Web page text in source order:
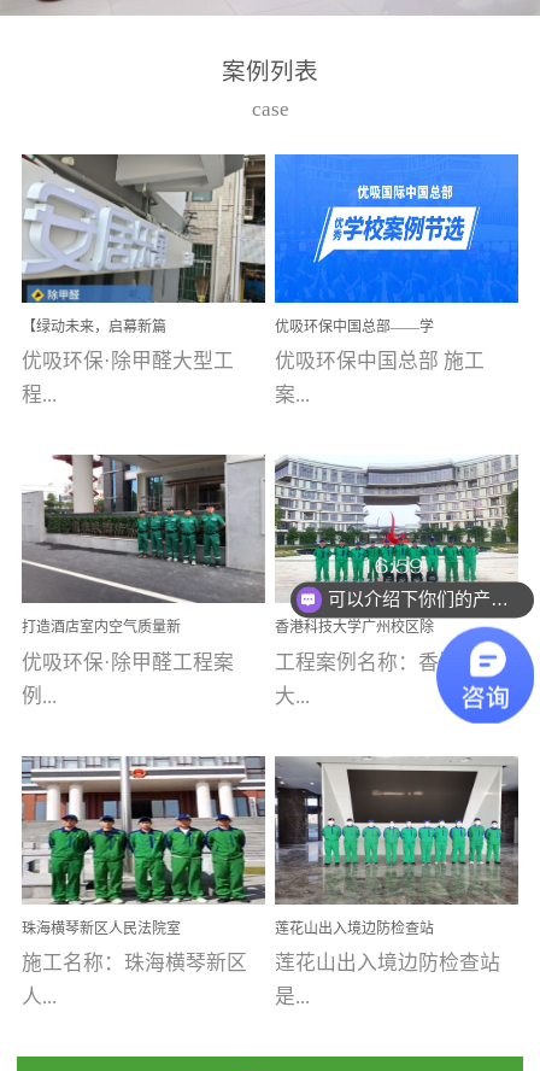
高技能的团队。汇聚了众
取得了多项产品技术专利
和多项国家版权局著作
权，获得高新技术企业称
号。生产优势自主生产自
给自足，优吸公司于2015
在广州番禺区成功建立产
品线生产基地，工厂拥有
自动化生产设备和成熟的
选择源头源材料、严控产
品质量，我们每一批的生
产产品都经过严格的质检
程序；生产车间为优吸总
部和全国分支机构生产光
触媒、净醛王、祛味剂等
优吸系列产品，保质保量
完成生产任务，确保全国
求。资质优势团队优势分
支优势优吸环保是一棵正
茁壮成长的树，只要我们
人人都爱护她、珍惜她、
她将越来越枝繁叶茂，终
将会成为一棵参天大树！
优吸环保截止2020年拥有
全国600家网点分支机构。
案例列表
case
【绿动未来，启幕新篇
章】优吸环保中标深圳安
居乐寓，超大型工装室内
空气治理项目顺利启航，
优吸环保·除甲醛大型工
程...
案例【深圳安居乐寓】室
内空气治理项目深圳安居
乐寓 深圳市安居乐寓
为深圳安居集团旗下城...
优吸环保中国总部——学
校施工案例(节选)
优吸环保中国总部 施工
案...
例(学校工装节选)广州南沙
小学(珠江湾校区)项目地
址：广州市南沙区海滨路
南沙珠江湾江门市蓬江区
禾...
打造酒店室内空气质量新
标杆——优吸环保·标杆之
作：东莞美豪雅致酒店室
内空气治理工程纪实
优吸环保·除甲醛工程案
例...
【东莞美豪雅致酒店】室
内空气治理项目东莞美豪
雅致酒店 东莞美豪雅
致酒店是为中高端人士...
香港科技大学广州校区除
甲醛项目圆满完成
工程案例名称：香港科技
大...
学广州校区室内空气治
理 工程案例地址：广
州南沙区·香港科技大学(广
州)校区 工程案...
珠海横琴新区人民法院室
内除甲醛空气治理项目
施工名称：珠海横琴新区
人...
莲花山出入境边防检查站
室内除甲醛空气治理项目
莲花山出入境边防检查站
是...
可以介绍下你们的产品么